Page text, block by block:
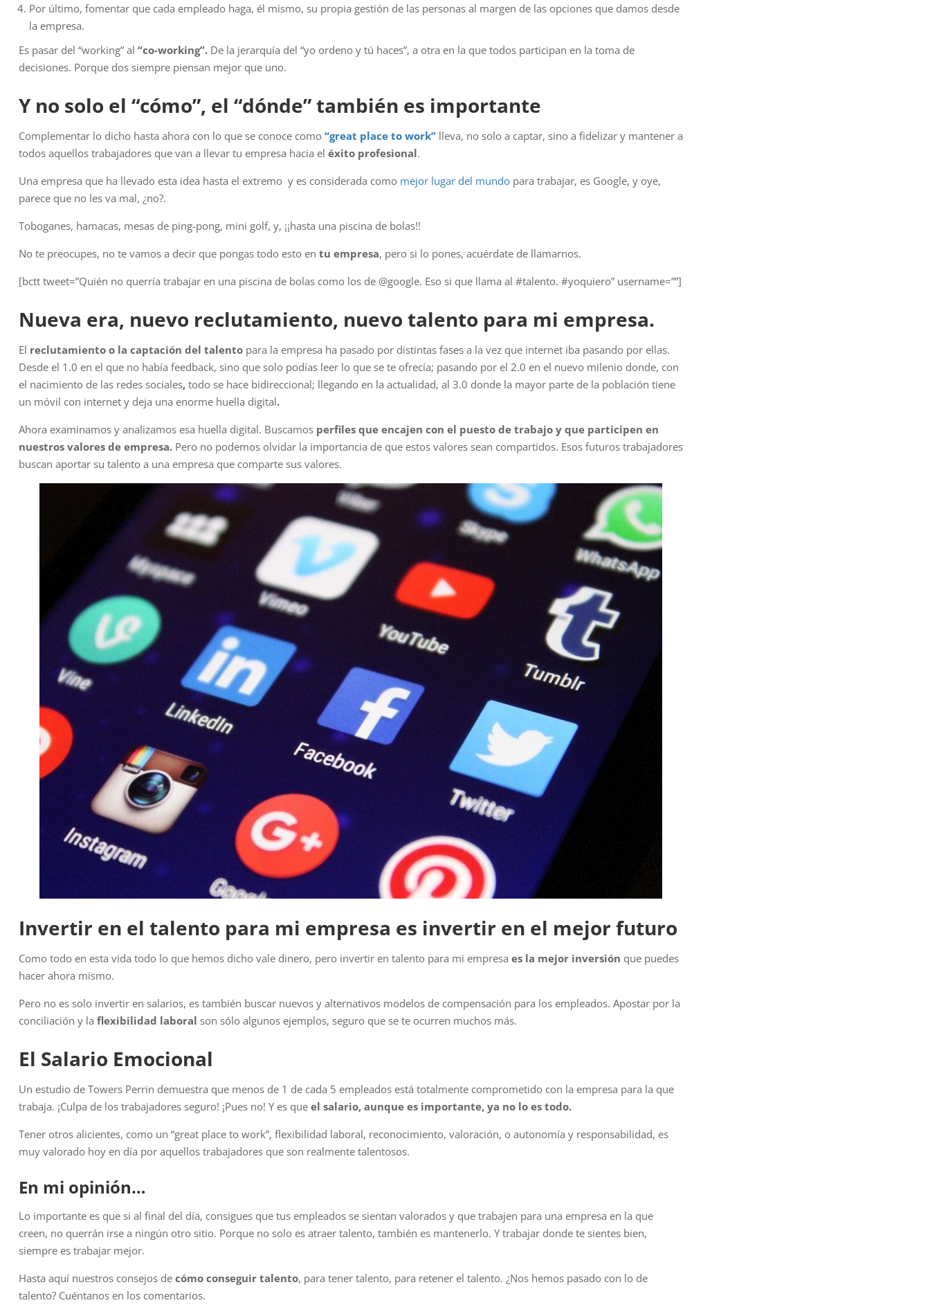
Por último, fomentar que cada empleado haga, él mismo, su propia gestión de las personas al margen de las opciones que damos desde
la empresa.
Es pasar del “working” al “co-working”. De la jerarquía del “yo ordeno y tú haces”, a otra en la que todos participan en la toma de
decisiones. Porque dos siempre piensan mejor que uno.
Y no solo el “cómo”, el “dónde” también es importante
Complementar lo dicho hasta ahora con lo que se conoce como “great place to work” lleva, no solo a captar, sino a fidelizar y mantener a
todos aquellos trabajadores que van a llevar tu empresa hacia el éxito profesional.
Una empresa que ha llevado esta idea hasta el extremo y es considerada como mejor lugar del mundo para trabajar, es Google, y oye,
parece que no les va mal, ¿no?.
Toboganes, hamacas, mesas de ping-pong, mini golf, y, ¡¡hasta una piscina de bolas!!
No te preocupes, no te vamos a decir que pongas todo esto en tu empresa, pero si lo pones, acuérdate de llamarnos.
[bctt tweet=”Quién no querría trabajar en una piscina de bolas como los de @google. Eso si que llama al #talento. #yoquiero” username=””]
Nueva era, nuevo reclutamiento, nuevo talento para mi empresa.
El reclutamiento o la captación del talento para la empresa ha pasado por distintas fases a la vez que internet iba pasando por ellas.
Desde el 1.0 en el que no había feedback, sino que solo podías leer lo que se te ofrecía; pasando por el 2.0 en el nuevo milenio donde, con
el nacimiento de las redes sociales, todo se hace bidireccional; llegando en la actualidad, al 3.0 donde la mayor parte de la población tiene
un móvil con internet y deja una enorme huella digital.
Ahora examinamos y analizamos esa huella digital. Buscamos perfiles que encajen con el puesto de trabajo y que participen en
nuestros valores de empresa. Pero no podemos olvidar la importancia de que estos valores sean compartidos. Esos futuros trabajadores
buscan aportar su talento a una empresa que comparte sus valores.
Invertir en el talento para mi empresa es invertir en el mejor futuro
Como todo en esta vida todo lo que hemos dicho vale dinero, pero invertir en talento para mi empresa es la mejor inversión que puedes
hacer ahora mismo.
Pero no es solo invertir en salarios, es también buscar nuevos y alternativos modelos de compensación para los empleados. Apostar por la
conciliación y la flexibilidad laboral son sólo algunos ejemplos, seguro que se te ocurren muchos más.
El Salario Emocional
Un estudio de Towers Perrin demuestra que menos de 1 de cada 5 empleados está totalmente comprometido con la empresa para la que
trabaja. ¡Culpa de los trabajadores seguro! ¡Pues no! Y es que el salario, aunque es importante, ya no lo es todo.
Tener otros alicientes, como un “great place to work”, flexibilidad laboral, reconocimiento, valoración, o autonomía y responsabilidad, es
muy valorado hoy en día por aquellos trabajadores que son realmente talentosos.
En mi opinión…
Lo importante es que si al final del día, consigues que tus empleados se sientan valorados y que trabajen para una empresa en la que
creen, no querrán irse a ningún otro sitio. Porque no solo es atraer talento, también es mantenerlo. Y trabajar donde te sientes bien,
siempre es trabajar mejor.
Hasta aquí nuestros consejos de cómo conseguir talento, para tener talento, para retener el talento. ¿Nos hemos pasado con lo de
talento? Cuéntanos en los comentarios.